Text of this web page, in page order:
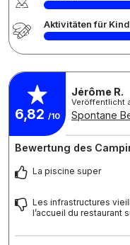
Aktivitäten für
6,82 /10
Jérôme R.
Veröffentlicht
Spontane
Bewertung des
La piscine super
Les infrastructures
l’accueil du restaurant